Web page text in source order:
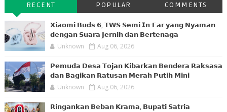
RECENT POPULAR COMMENTS
𝗫𝗶𝗮𝗼𝗺𝗶 𝗕𝘂𝗱𝘀 𝟲, 𝗧𝗪𝗦 𝗦𝗲𝗺𝗶 𝗜𝗻-𝗘𝗮𝗿 𝘆𝗮𝗻𝗴 𝗡𝘆𝗮𝗺𝗮𝗻
𝗱𝗲𝗻𝗴𝗮𝗻 𝗦𝘂𝗮𝗿𝗮 𝗝𝗲𝗿𝗻𝗶𝗵 𝗱𝗮𝗻 𝗕𝗲𝗿𝘁𝗲𝗻𝗮𝗴𝗮
Unknown Aug 06, 2026
𝗣𝗲𝗺𝘂𝗱𝗮 𝗗𝗲𝘀𝗮 𝗧𝗼𝗷𝗮𝗻 𝗞𝗶𝗯𝗮𝗿𝗸𝗮𝗻 𝗕𝗲𝗻𝗱𝗲𝗿𝗮 𝗥𝗮𝗸𝘀𝗮𝘀𝗮
𝗱𝗮𝗻 𝗕𝗮𝗴𝗶𝗸𝗮𝗻 𝗥𝗮𝘁𝘂𝘀𝗮𝗻 𝗠𝗲𝗿𝗮𝗵 𝗣𝘂𝘁𝗶𝗵 𝗠𝗶𝗻𝗶
Unknown Aug 06, 2026
𝗥𝗶𝗻𝗴𝗮𝗻𝗸𝗮𝗻 𝗕𝗲𝗯𝗮𝗻 𝗞𝗿𝗮𝗺𝗮, 𝗕𝘂𝗽𝗮𝘁𝗶 𝗦𝗮𝘁𝗿𝗶𝗮